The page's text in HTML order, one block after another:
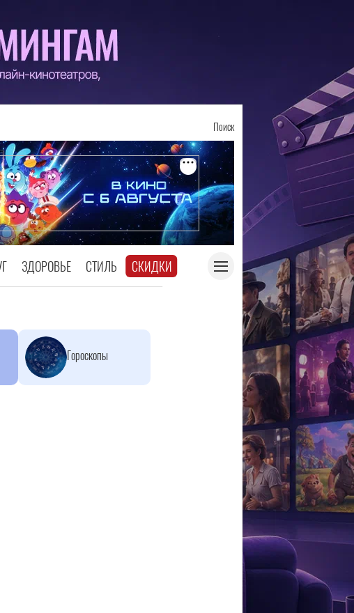
Поиск
ЗДОРОВЬЕ СТИЛЬ СКИДКИ
Гороскопы